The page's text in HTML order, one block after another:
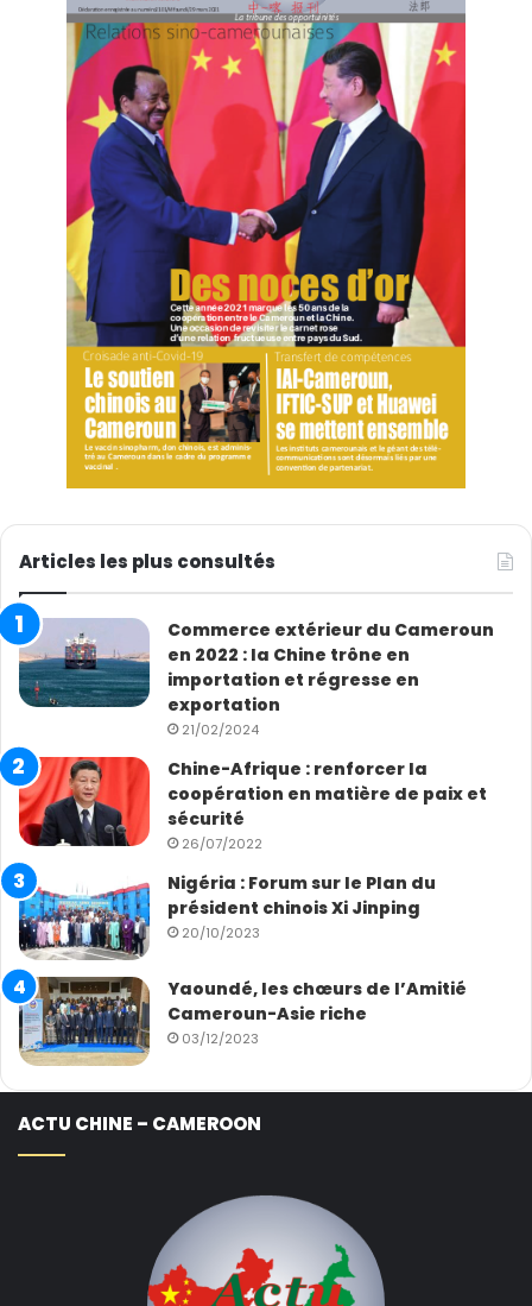
Galerie des photos du Palais des Verres Paul Biya,
fleuron de la coopération Chine-Afrique.
Articles les plus consultés
Commerce extérieur du Cameroun
en 2022 : la Chine trône en
importation et régresse en
exportation
21/02/2024
Chine-Afrique : renforcer la
coopération en matière de paix et
sécurité
26/07/2022
Nigéria : Forum sur le Plan du
président chinois Xi Jinping
20/10/2023
Yaoundé, les chœurs de l’Amitié
Cameroun-Asie riche
03/12/2023
ACTU CHINE – CAMEROON